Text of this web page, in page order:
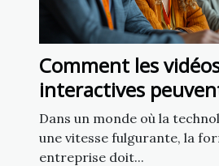
Comment les
interactives
transformer la
entreprise
Dans un monde où la
une vitesse fulgurante, la
entreprise doit...